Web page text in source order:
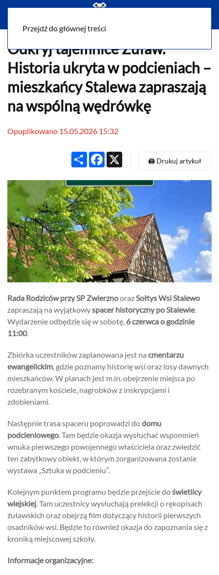
Przejdź do głównej treści
Odkryj tajemnice Żuław.
Historia ukryta w podcieniach –
mieszkańcy Stalewa zapraszają
na wspólną wędrówkę
Opuplikowano 15.05.2026 15:32
Share Facebook
🖨️ Drukuj artykuł
Rada Rodziców przy SP ZwierznoorazSołtys Wsi Stalewo
zapraszają na wyjątkowyspacer historyczny po Stalewie.
Wydarzenie odbędzie się w sobotę, 6 czerwca o godzinie
11:00.
Zbiórka uczestników zaplanowana jest na cmentarzu
ewangelickim, gdzie poznamy historię wsi oraz losy dawnych
mieszkańców.W planach jest m.in.obejrzenie miejsca po
rozebranym kościele, nagrobków z inskrypcjami i
zdobieniami.
Następnie trasa spaceru poprowadzi dodomu
podcieniowego.Tam będzie okazja wysłuchać wspomnień
wnuka pierwszego powojennego właściciela oraz zwiedzić
ten zabytkowy obiekt,w którym zorganizowana zostanie
wystawa „Sztuka w podcieniu”.
Kolejnym punktem programu będzie przejście doświetlicy
wiejskiej.Tam uczestnicy wysłuchają prelekcji o rękopisach
żuławskich oraz obejrzą film dotyczący historii pierwszych
osadników wsi. Będzie to również okazja do zapoznania się z
kroniką miejscowej szkoły.
Informacje organizacyjne: